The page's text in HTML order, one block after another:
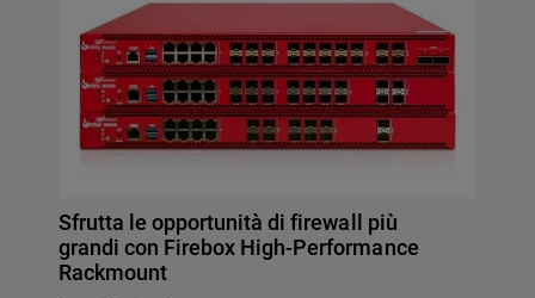
Sfrutta le opportunità di firewall più
grandi con Firebox High-Performance
Rackmount